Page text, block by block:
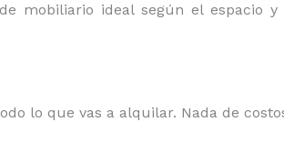
mobiliario ideal según el espacio
lo que vas a alquilar. Nada de